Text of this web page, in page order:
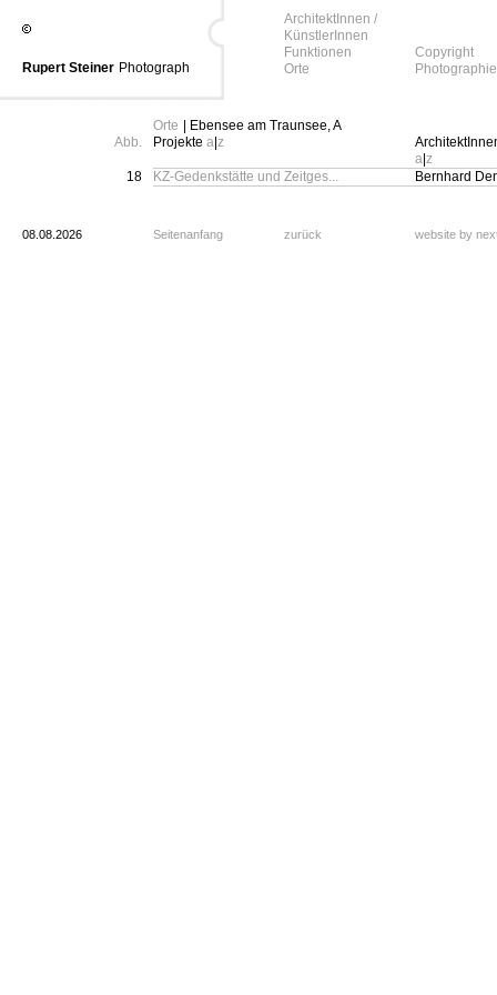
Rupert Steiner Photograph
ArchitektInnen /
KünstlerInnen
Funktionen
Orte
Copyright
Photographie
Orte
| Ebensee am Traunsee, A
Abb.
Projekte a z
a z
18
KZ-Gedenkstätte und Zeitges... Bernhard
08.08.2026 Seitenanfang zurück website by